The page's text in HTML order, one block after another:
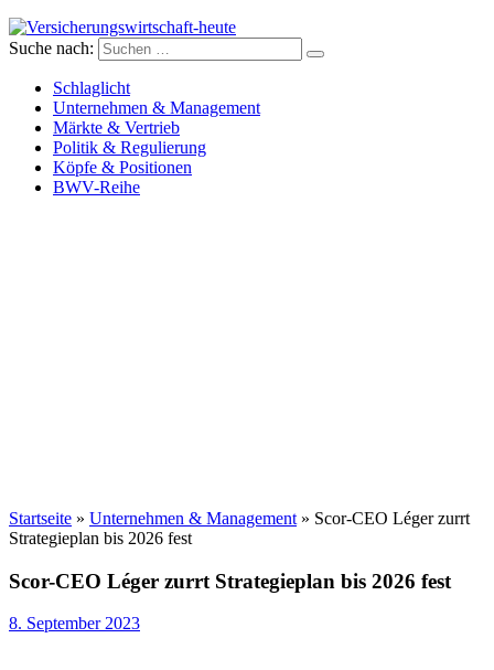
Versicherungswirtschaft-heute
Suche nach:
Schlaglicht
Unternehmen & Management
Märkte & Vertrieb
Politik & Regulierung
Köpfe & Positionen
BWV-Reihe
Startseite » Unternehmen & Management » Scor-CEO Léger zurrt
Strategieplan bis 2026 fest
Scor-CEO Léger zurrt Strategieplan bis 2026 fest
8. September 2023